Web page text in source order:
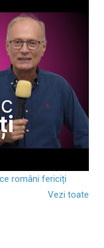
români fericiți
Vezi toate